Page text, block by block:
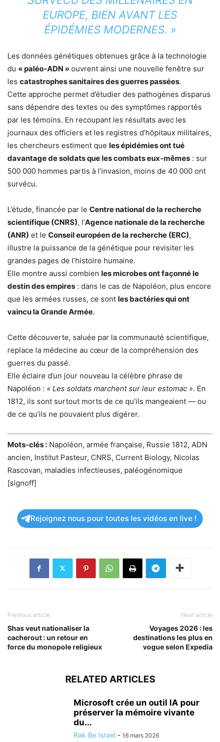
EUROPE, BIEN AVANT LES
ÉPIDÉMIES MODERNES. »
Les données génétiques obtenues grâce à la technologie
du « paléo-ADN » ouvrent ainsi une nouvelle fenêtre sur
les catastrophes sanitaires des guerres passées.
Cette approche permet d’étudier des pathogènes disparus
sans dépendre des textes ou des symptômes rapportés
par les témoins. En recoupant les résultats avec les
journaux des officiers et les registres d’hôpitaux militaires,
les chercheurs estiment que les épidémies ont tué
davantage de soldats que les combats eux-mêmes : sur
500 000 hommes partis à l’invasion, moins de 40 000 ont
survécu.
L’étude, financée par le Centre national de la recherche
scientifique (CNRS), l’Agence nationale de la recherche
(ANR) et le Conseil européen de la recherche (ERC),
illustre la puissance de la génétique pour revisiter les
grandes pages de l’histoire humaine.
Elle montre aussi combien les microbes ont façonné le
destin des empires : dans le cas de Napoléon, plus encore
que les armées russes, ce sont les bactéries qui ont
vaincu la Grande Armée.
Cette découverte, saluée par la communauté scientifique,
replace la médecine au cœur de la compréhension des
guerres du passé.
Elle éclaire d’un jour nouveau la célèbre phrase de
Napoléon : « Les soldats marchent sur leur estomac ». En
1812, ils sont surtout morts de ce qu’ils mangeaient — ou
de ce qu’ils ne pouvaient plus digérer.
Mots-clés : Napoléon, armée française, Russie 1812, ADN
ancien, Institut Pasteur, CNRS, Current Biology, Nicolas
Rascovan, maladies infectieuses, paléogénomique
[signoff]
Rejoignez nous pour toutes les vidéos en live !
Previous article
Shas veut nationaliser la
cacherout : un retour en
force du monopole religieux
Next article
Voyages 2026 : les
destinations les plus en
vogue selon Expedia
RELATED ARTICLES
Microsoft crée un outil IA pour
préserver la mémoire vivante
du...
Rak Be Israel - 16 mars 2026